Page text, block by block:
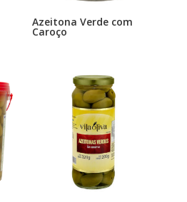
Azeitona Verde com
Caroço